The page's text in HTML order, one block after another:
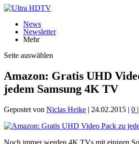
News
Newsletter
Mehr
Seite auswählen
Amazon: Gratis UHD
jedem Samsung 4K TV
Gepostet von Niclas Heike | 24.02.2015 | 0 |
Noch immer werden 4K TVs mit einigen